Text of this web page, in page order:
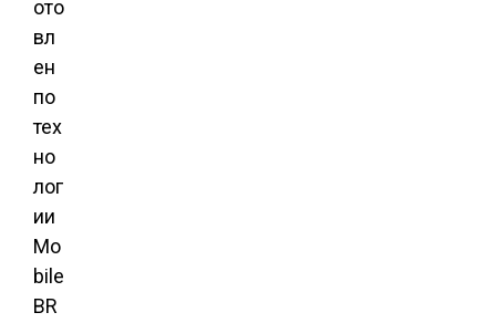
ото
вл
ен
по
тех
но
лог
ии
Mo
bile
BR